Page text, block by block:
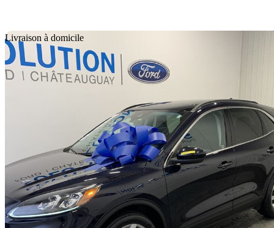
Livraison à domicile
2021 Ford Escape Hybrid